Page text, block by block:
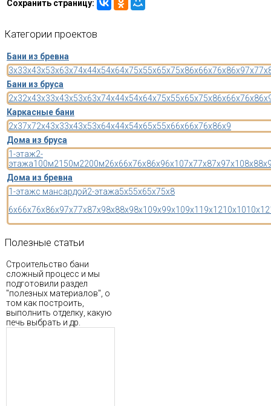
Сохранить страницу:
Категории проектов
Бани из бревна
3x33x43x53x63x74x44x54x64x75x55x65x75x86x66x76x86x97x7
Бани из бруса
2x32x43x33x43x53x63x74x44x54x64x75x55x65x75x86x66x76x8
Каркасные бани
2x37x72x43x33x43x53x64x44x54x65x55x66x66x76x86x9
Дома из бруса
1-этаж2-
этажа100м2150м2200м26x66x76x86x96x107x77x87x97x108x8
Дома из бревна
1-этажс мансардой2-этажа5x55x65x75x8
6x66x76x86x97x77x87x98x88x98x109x99x109x11 9x1210x1010x12
Полезные статьи
Строительство бани
сложный процесс и мы
подготовили раздел
"полезных материалов", о
том как построить,
выполнить отделку, какую
печь выбрать и др.